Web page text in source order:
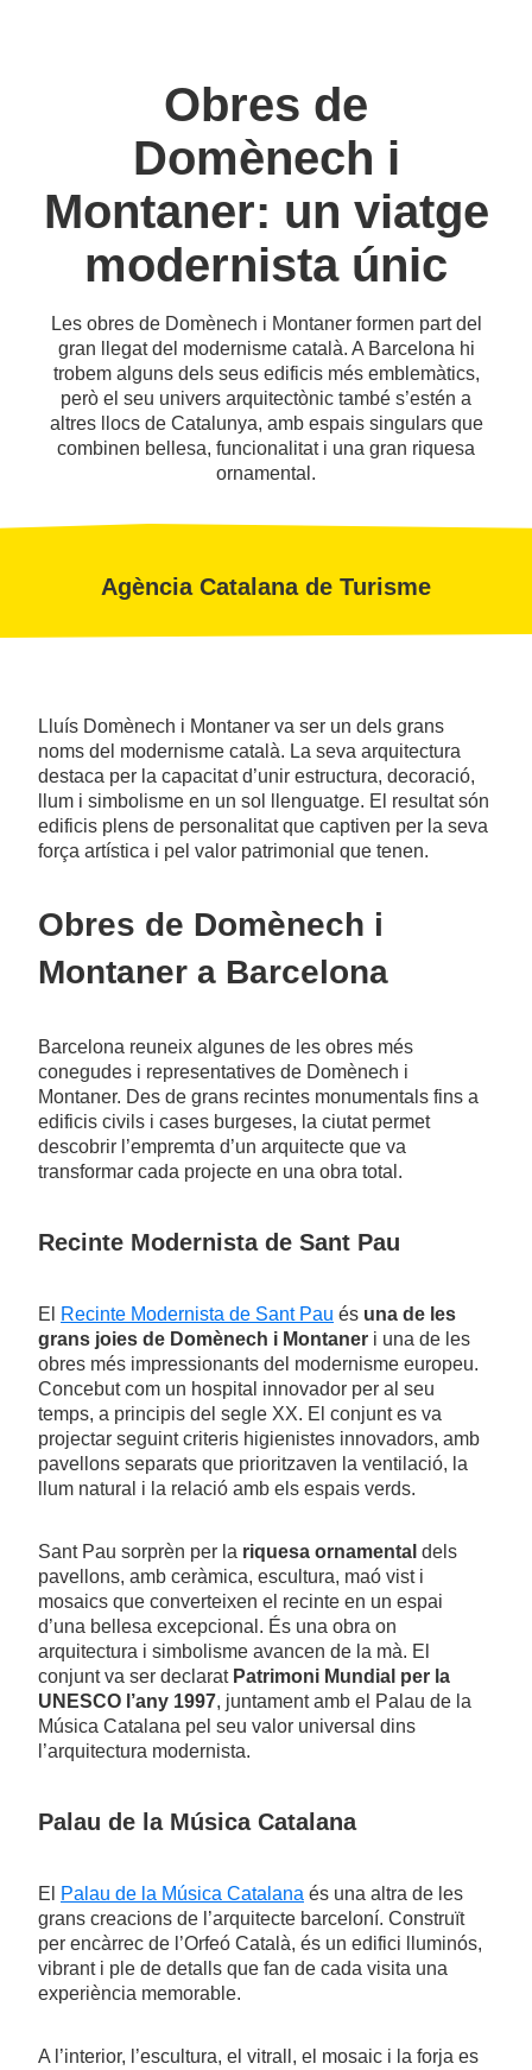
Obres de
Domènech i
Montaner: un viatge
modernista únic
Les obres de Domènech i Montaner formen part del
gran llegat del modernisme català. A Barcelona hi
trobem alguns dels seus edificis més emblemàtics,
però el seu univers arquitectònic també s’estén a
altres llocs de Catalunya, amb espais singulars que
combinen bellesa, funcionalitat i una gran riquesa
ornamental.
Agència Catalana de Turisme
Lluís Domènech i Montaner va ser un dels grans
noms del modernisme català. La seva arquitectura
destaca per la capacitat d’unir estructura, decoració,
llum i simbolisme en un sol llenguatge. El resultat són
edificis plens de personalitat que captiven per la seva
força artística i pel valor patrimonial que tenen.
Obres de Domènech i
Montaner a Barcelona
Barcelona reuneix algunes de les obres més
conegudes i representatives de Domènech i
Montaner. Des de grans recintes monumentals fins a
edificis civils i cases burgeses, la ciutat permet
descobrir l’empremta d’un arquitecte que va
transformar cada projecte en una obra total.
Recinte Modernista de Sant Pau
El Recinte Modernista de Sant Pau és una de les
grans joies de Domènech i Montaner i una de les
obres més impressionants del modernisme europeu.
Concebut com un hospital innovador per al seu
temps, a principis del segle XX. El conjunt es va
projectar seguint criteris higienistes innovadors, amb
pavellons separats que prioritzaven la ventilació, la
llum natural i la relació amb els espais verds.
Sant Pau sorprèn per la riquesa ornamental dels
pavellons, amb ceràmica, escultura, maó vist i
mosaics que converteixen el recinte en un espai
d’una bellesa excepcional. És una obra on
arquitectura i simbolisme avancen de la mà. El
conjunt va ser declarat Patrimoni Mundial per la
UNESCO l’any 1997, juntament amb el Palau de la
Música Catalana pel seu valor universal dins
l’arquitectura modernista.
Palau de la Música Catalana
El Palau de la Música Catalana és una altra de les
grans creacions de l’arquitecte barceloní. Construït
per encàrrec de l’Orfeó Català, és un edifici lluminós,
vibrant i ple de detalls que fan de cada visita una
experiència memorable.
A l’interior, l’escultura, el vitrall, el mosaic i la forja es